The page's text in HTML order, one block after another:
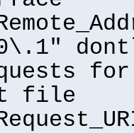
file